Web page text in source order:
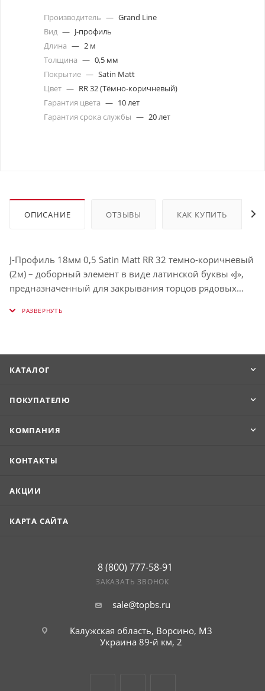
Производитель — Grand Line
Вид — J-профиль
Длина — 2 м
Толщина — 0,5 мм
Покрытие — Satin Matt
Цвет — RR 32 (Тёмно-коричневый)
Гарантия цвета — 10 лет
Гарантия срока службы — 20 лет
ОПИСАНИЕ ОТЗЫВЫ КАК КУПИТЬ
J-Профиль 18мм 0,5 Satin Matt RR 32 темно-коричневый
(2м) – доборный элемент в виде латинской буквы «J»,
предназначенный для закрывания торцов рядовых
при необходимости заменить собой большинство
элемента, если таковой отсутствует, обрамления
КАТАЛОГ
ПОКУПАТЕЛЮ
КОМПАНИЯ
КОНТАКТЫ
АКЦИИ
КАРТА САЙТА
8 (800) 777-58-91
ЗАКАЗАТЬ ЗВОНОК
sale@topbs.ru
Калужская область, Ворсино, М3
Украина 89-й км, 2